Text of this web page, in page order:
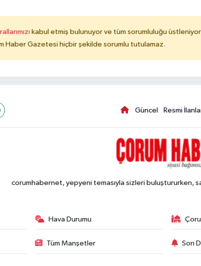
kabul etmiş bulunuyor ve tüm sorumluluğu
Haber Gazetesi hiçbir şekilde sorumlu tutulamaz.
Güncel Resmi
corumhabernet, yepyeni temasıyla sizleri buluştururken,
Hava Durumu
Tüm Manşetler Son